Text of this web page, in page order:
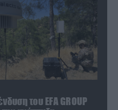
του EFA GROUP